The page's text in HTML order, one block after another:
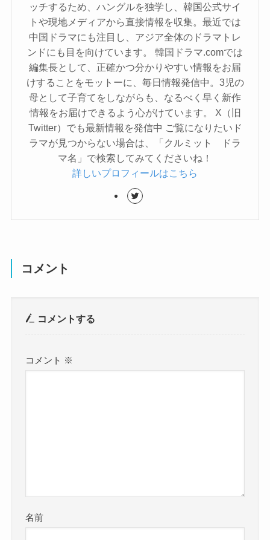
ッチするため、ハングルを独学し、韓国公式サイ
トや現地メディアから直接情報を収集。最近では
中国ドラマにも注目し、アジア全体のドラマトレ
ンドにも目を向けています。 韓国ドラマ.comでは
編集長として、正確かつ分かりやすい情報をお届
けすることをモットーに、毎日情報発信中。3児の
母として子育てをしながらも、なるべく早く新作
情報をお届けできるよう心がけています。 X（旧
Twitter）でも最新情報を発信中 ご覧になりたいド
ラマが見つからない場合は、「クルミット ドラ
マ名」で検索してみてくださいね！
詳しいプロフィールはこちら
コメント
コメントする
コメント ※
名前